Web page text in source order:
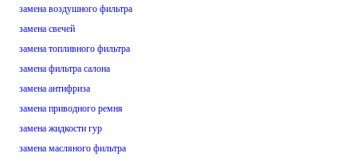
замена воздушного фильтра
замена свечей
замена топливного фильтра
замена фильтра салона
замена антифриза
замена приводного ремня
замена жидкости гур
замена масляного фильтра